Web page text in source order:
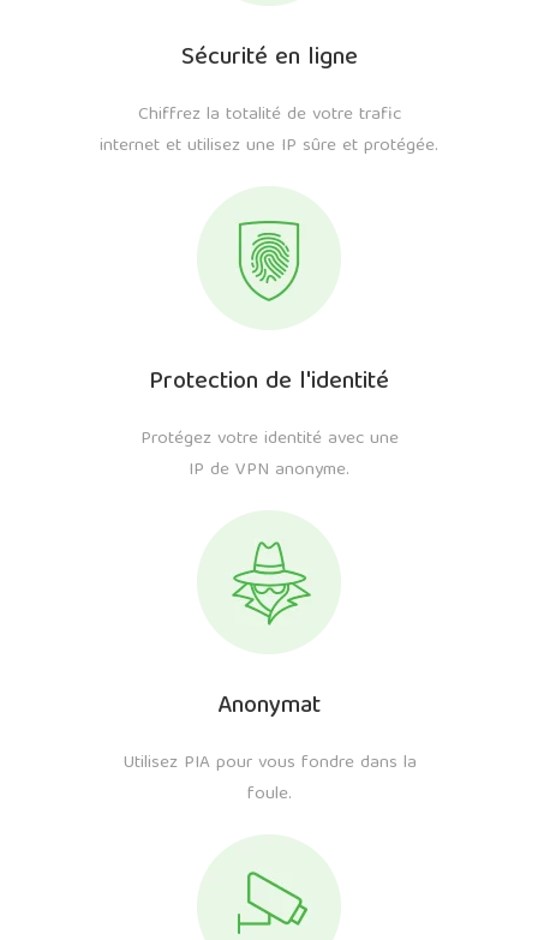
Sécurité en ligne
Chiffrez la totalité de votre trafic
internet et utilisez une IP sûre et protégée.
Protection de l'identité
Protégez votre identité avec une
IP de VPN anonyme.
Anonymat
Utilisez PIA pour vous fondre dans la
foule.